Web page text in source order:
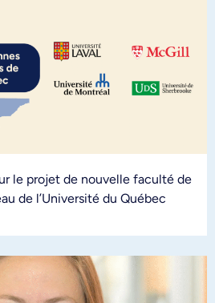
le projet de nouvelle faculté de
de l’Université du Québec